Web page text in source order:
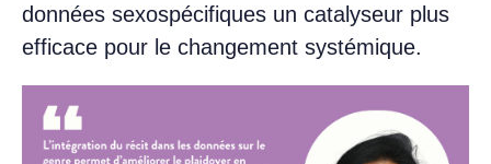
données sexospécifiques un catalyseur plus
efficace pour le changement systémique.